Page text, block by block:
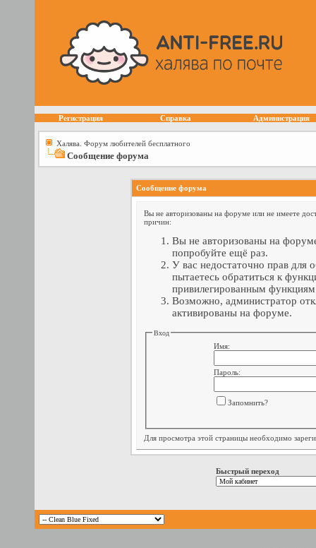
Регистрация Справка Администрация
Халява. Форум любителей бесплатного
Сообщение форума
Сообщение форума
Вы не авторизованы на форуме или не имеете
причин:
Вы не авторизованы на
попробуйте ещё раз.
У вас недостаточно прав для
пытаетесь обратиться к
привилегированным
Возможно, администратор
активированы на форуме.
Вход
Имя:
Пароль:
Запомнить?
Для просмотра этой страницы необходимо
Быстрый переход